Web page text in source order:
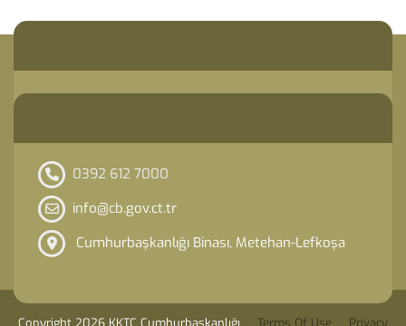
0392 612 7000
info@cb.gov.ct.tr
Cumhurbaşkanlığı Binası, Metehan-Lefkoşa